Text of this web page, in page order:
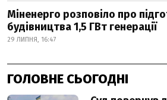
Міненерго розповіло про
будівництва 1,5 ГВт генерації
29 ЛИПНЯ, 16:47
ГОЛОВНЕ СЬОГОДНІ